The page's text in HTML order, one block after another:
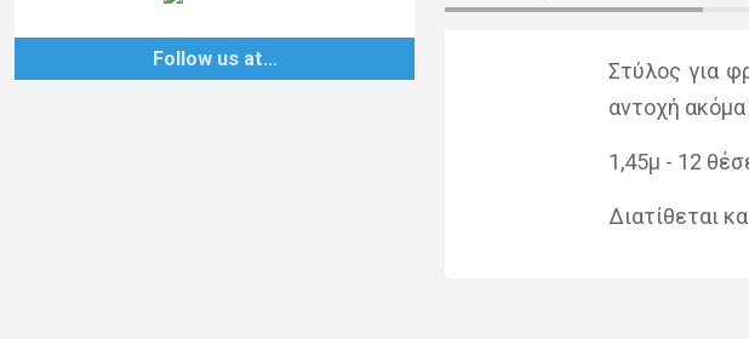
Στύ­λος για
αντο­χή
1,45μ - 12
Δια­τί­θε­ται
Follow us at…